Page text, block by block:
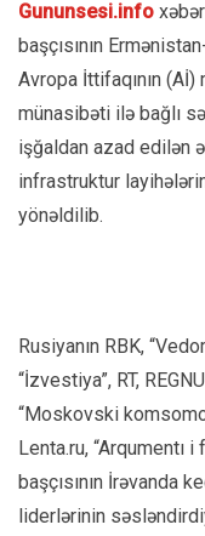
Gununsesi.info
başçısının
Avropa İttifaqının
münasibəti ilə bağlı
işğaldan azad edilən
infrastruktur
yönəldilib.
Rusiyanın RBK,
“İzvestiya”, RT,
“Moskovski
Lenta.ru, “Arqumentı
başçısının İrəvanda
liderlərinin